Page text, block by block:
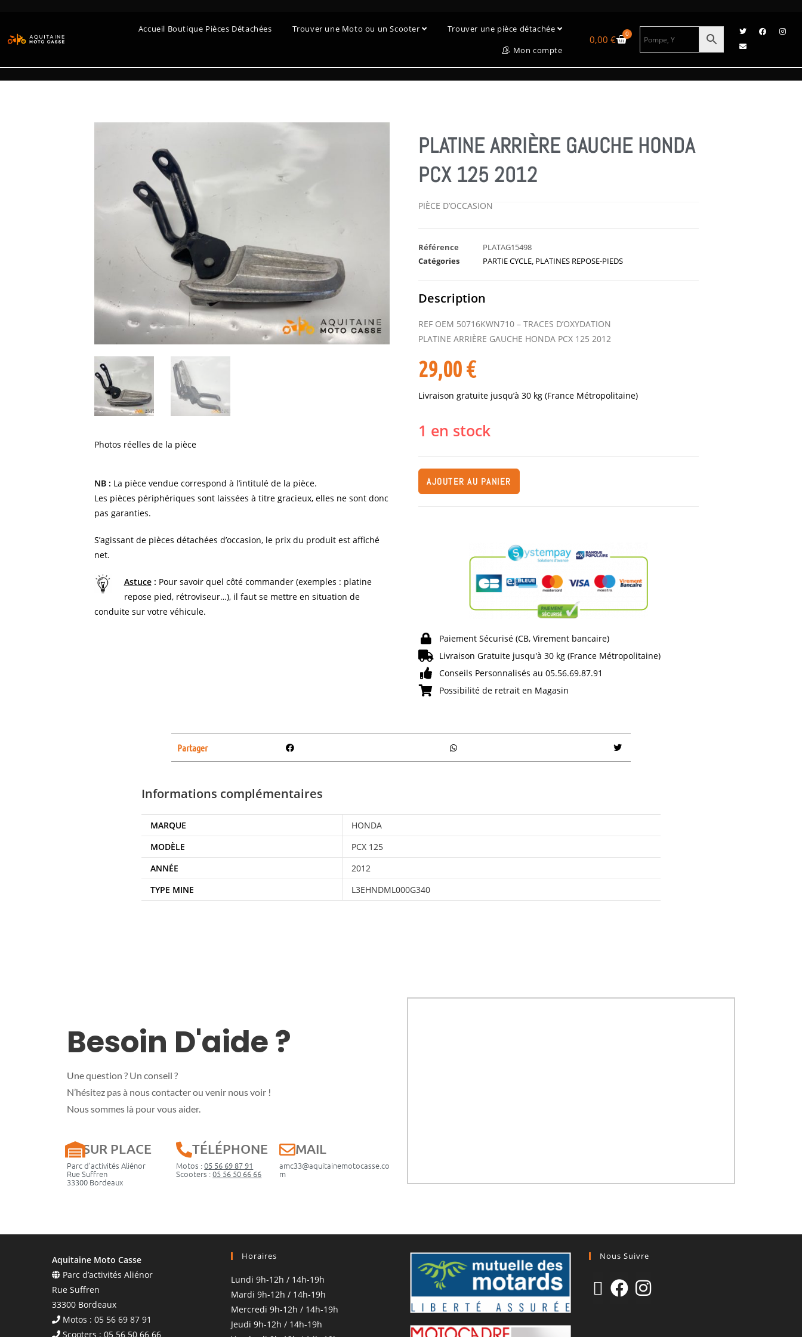
Accueil Boutique Pièces Détachées Trouver une Moto ou un Scooter
Trouver une pièce détachée
Mon compte
0,00 € 0
Photos réelles de la pièce
NB : La pièce vendue correspond à l’intitulé de la pièce.
Les pièces périphériques sont laissées à titre gracieux, elles ne sont donc
pas garanties.
S’agissant de pièces détachées d’occasion, le prix du produit est affiché
net.
Astuce: Pour savoir quel côté commander (exemples : platine
repose pied, rétroviseur…), il faut se mettre en situation de
conduite sur votre véhicule.
PLATINE ARRIÈRE GAUCHE HONDA
PCX 125 2012
PIÈCE D’OCCASION
Référence
PLATAG15498
Catégories
PARTIE CYCLE, PLATINES REPOSE-PIEDS
Description
REF OEM 50716KWN710 – TRACES D’OXYDATION
PLATINE ARRIÈRE GAUCHE HONDA PCX 125 2012
29,00€
Livraison gratuite jusqu’à 30 kg (France Métropolitaine)
1 en stock
AJOUTER AU PANIER
Paiement Sécurisé (CB, Virement bancaire)
Livraison Gratuite jusqu'à 30 kg (France Métropolitaine)
Conseils Personnalisés au 05.56.69.87.91
Possibilité de retrait en Magasin
Partager
Informations complémentaires
MARQUE
HONDA
MODÈLE
PCX 125
ANNÉE
2012
TYPE MINE
L3EHNDML000G340
Besoin D'aide ?
Une question ? Un conseil ?
N’hésitez pas à nous contacter ou venir nous voir !
Nous sommes là pour vous aider.
SUR PLACE
Parc d’activités Aliénor
Rue Suffren
33300 Bordeaux
TÉLÉPHONE
Motos :05 56 69 87 91
Scooters :05 56 50 66 66
MAIL
amc33@aquitainemotocasse.co
m
Aquitaine Moto Casse
Parc d’activités Aliénor
Rue Suffren
33300 Bordeaux
Motos : 05 56 69 87 91
Scooters : 05 56 50 66 66
Horaires
Lundi 9h-12h / 14h-19h
Mardi 9h-12h / 14h-19h
Mercredi 9h-12h / 14h-19h
Jeudi 9h-12h / 14h-19h
Nous Suivre